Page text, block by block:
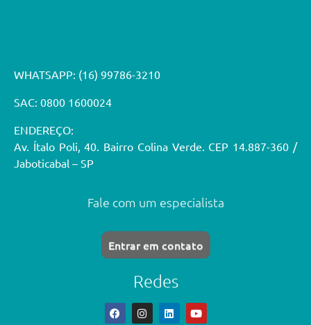
WHATSAPP: (16) 99786-3210
SAC: 0800 1600024
ENDEREÇO:
Av. Ítalo Poli, 40. Bairro Colina Verde. CEP 14.887-360 /
Jaboticabal – SP
Fale com um especialista
Entrar em contato
Redes